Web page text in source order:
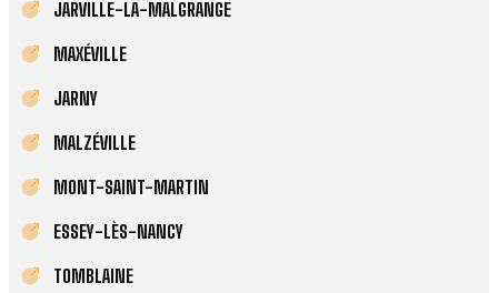
JARVILLE-LA-MALGRANGE
MAXÉVILLE
JARNY
MALZÉVILLE
MONT-SAINT-MARTIN
ESSEY-LÈS-NANCY
TOMBLAINE